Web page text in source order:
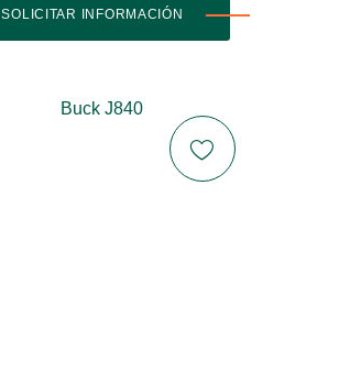
SOLICITAR INFORMACIÓN